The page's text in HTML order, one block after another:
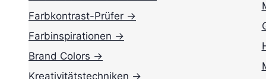
Farbkontrast-Prüfer →
Farbinspirationen →
Brand Colors →
Kreativitätstechniken →